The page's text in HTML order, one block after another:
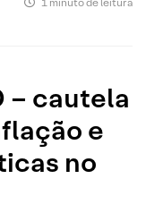
– cautela
e
no